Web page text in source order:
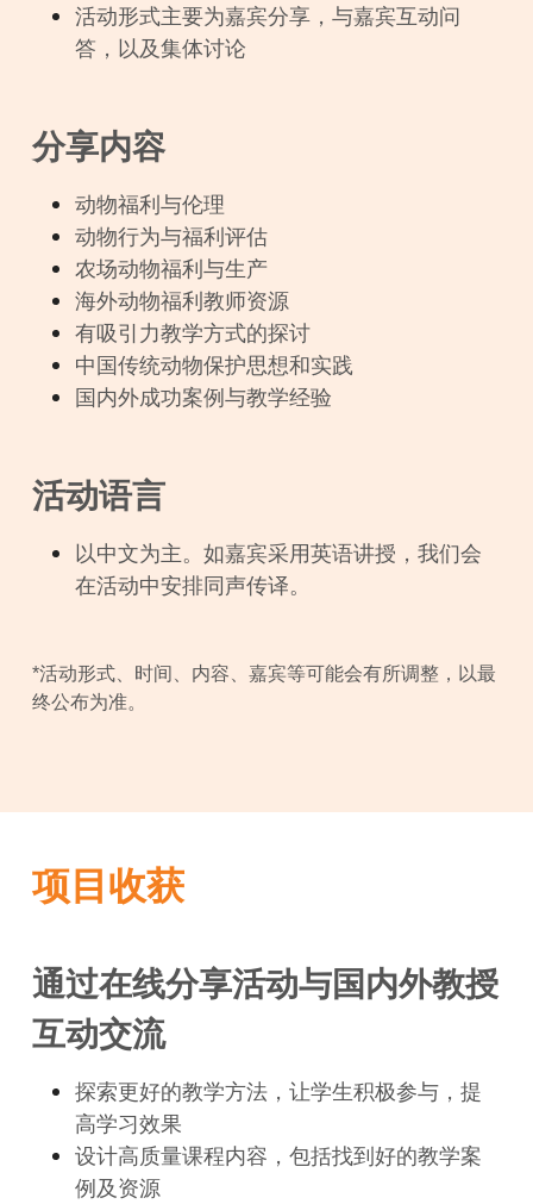
活动形式主要为嘉宾分享，与嘉宾互动问
答，以及集体讨论
分享内容
动物福利与伦理
动物行为与福利评估
农场动物福利与生产
海外动物福利教师资源
有吸引力教学方式的探讨
中国传统动物保护思想和实践
国内外成功案例与教学经验
活动语言
以中文为主。如嘉宾采用英语讲授，我们会
在活动中安排同声传译。
*活动形式、时间、内容、嘉宾等可能会有所调整，以最
终公布为准。
项目收获
通过在线分享活动与国内外教授
互动交流
探索更好的教学方法，让学生积极参与，提
高学习效果
设计高质量课程内容，包括找到好的教学案
例及资源